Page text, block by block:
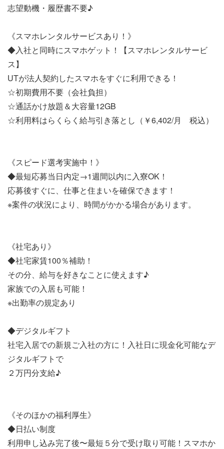
志望動機・履歴書不要♪
《スマホレンタルサービスあり！》
◆入社と同時にスマホゲット！【スマホレンタルサービ
ス】
UTが法人契約したスマホをすぐに利用できる！
☆初期費用不要（会社負担）
☆通話かけ放題＆大容量12GB
☆利用料はらくらく給与引き落とし（￥6,402/月 税込）
《スピード選考実施中！》
◆最短応募当日内定→1週間以内に入寮OK！
応募後すぐに、仕事と住まいを確保できます！
※案件の状況により、時間がかかる場合があります。
《社宅あり》
◆社宅家賃100％補助！
その分、給与を好きなことに使えます♪
家族での入居も可能！
※出勤率の規定あり
◆デジタルギフト
社宅入居での新規ご入社の方に！入社日に現金化可能なデ
ジタルギフトで
２万円分支給♪
《そのほかの福利厚生》
◆日払い制度
利用申し込み完了後〜最短５分で受け取り可能！スマホか